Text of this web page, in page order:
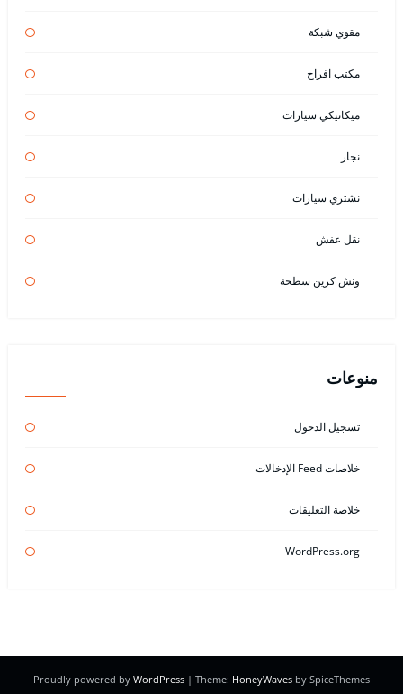
مقوي شبكة
مكتب افراح
ميكانيكي سيارات
نجار
نشتري سيارات
نقل عفش
ونش كرين سطحة
منوعات
تسجيل الدخول
خلاصات Feed الإدخالات
خلاصة التعليقات
WordPress.org
Proudly powered by WordPress | Theme: HoneyWaves by SpiceThemes